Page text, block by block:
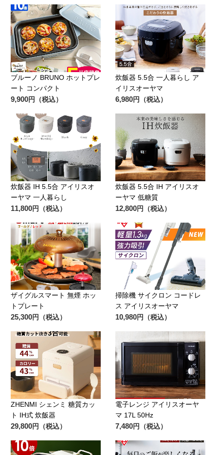
ブルーノ BRUNO ホットプレ
ート コンパクト
9,900円（税込）
炊飯器 5.5合 一人暮らし ア
イリスオーヤマ
6,980円（税込）
炊飯器 IH 5.5合 アイリスオ
ーヤマ 一人暮らし
11,800円（税込）
炊飯器 5.5合 IH アイリスオ
ーヤマ 低糖質
12,800円（税込）
ザイグルスマート 無煙 ホッ
トプレート
25,300円（税込）
掃除機 サイクロン コードレ
ス アイリスオーヤマ
10,980円（税込）
ZHENMI シェンミ 糖質カッ
ト IH式 炊飯器
29,800円（税込）
電子レンジ アイリスオーヤ
マ 17L 50Hz
7,480円（税込）